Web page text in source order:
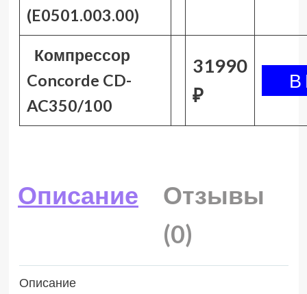
(E0501.003.00)
Компрессор
Concorde CD-
AC350/100
31990
₽
Описание
Отзывы
(0)
Описание